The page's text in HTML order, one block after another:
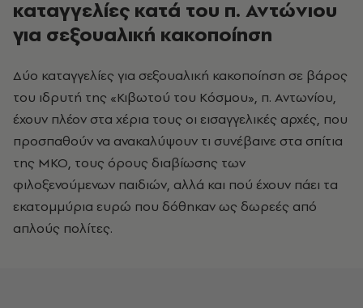
καταγγελίες κατά του π. Αντώνιου
για σεξουαλική κακοποίηση
Δύο καταγγελίες για σεξουαλική κακοποίηση σε βάρος
του ιδρυτή της «Κιβωτού του Κόσμου», π. Αντωνίου,
έχουν πλέον στα χέρια τους οι εισαγγελικές αρχές, που
προσπαθούν να ανακαλύψουν τι συνέβαινε στα σπίτια
της ΜΚΟ, τους όρους διαβίωσης των
φιλοξενούμενων παιδιών, αλλά και πού έχουν πάει τα
εκατομμύρια ευρώ που δόθηκαν ως δωρεές από
απλούς πολίτες.